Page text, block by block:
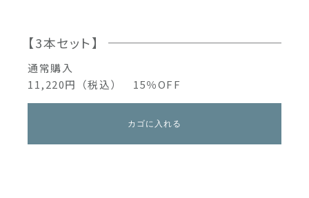
【3本セット】
通常購入
11,220円（税込） 15％OFF
カゴに入れる